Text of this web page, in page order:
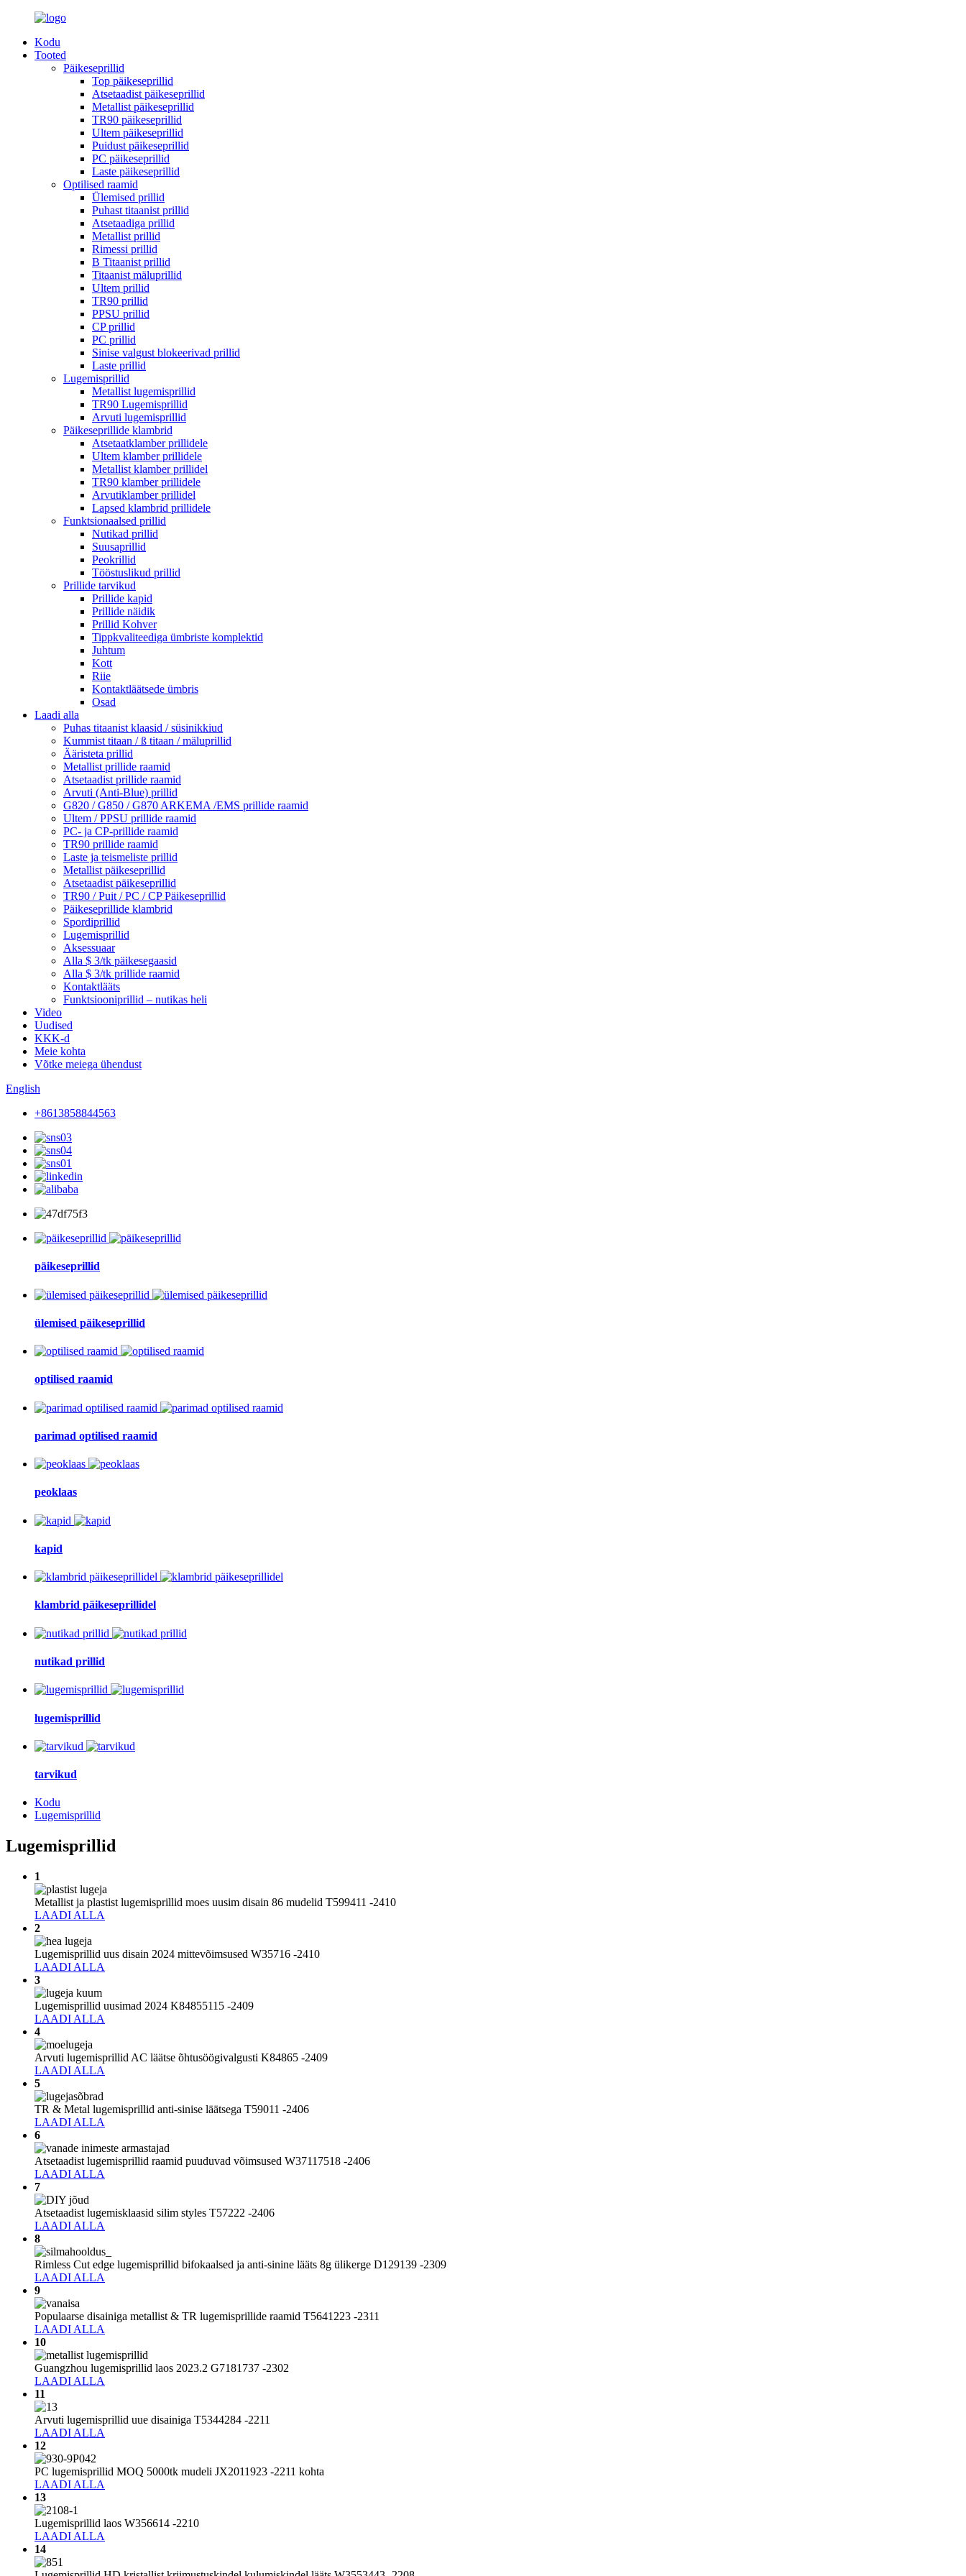
Kodu
Tooted
Päikeseprillid
Top päikeseprillid
Atsetaadist päikeseprillid
Metallist päikeseprillid
TR90 päikeseprillid
Ultem päikeseprillid
Puidust päikeseprillid
PC päikeseprillid
Laste päikeseprillid
Optilised raamid
Ülemised prillid
Puhast titaanist prillid
Atsetaadiga prillid
Metallist prillid
Rimessi prillid
B Titaanist prillid
Titaanist mäluprillid
Ultem prillid
TR90 prillid
PPSU prillid
CP prillid
PC prillid
Sinise valgust blokeerivad prillid
Laste prillid
Lugemisprillid
Metallist lugemisprillid
TR90 Lugemisprillid
Arvuti lugemisprillid
Päikeseprillide klambrid
Atsetaatklamber prillidele
Ultem klamber prillidele
Metallist klamber prillidel
TR90 klamber prillidele
Arvutiklamber prillidel
Lapsed klambrid prillidele
Funktsionaalsed prillid
Nutikad prillid
Suusaprillid
Peokrillid
Tööstuslikud prillid
Prillide tarvikud
Prillide kapid
Prillide näidik
Prillid Kohver
Tippkvaliteediga ümbriste komplektid
Juhtum
Kott
Riie
Kontaktläätsede ümbris
Osad
Laadi alla
Puhas titaanist klaasid / süsinikkiud
Kummist titaan / ß titaan / mäluprillid
Ääristeta prillid
Metallist prillide raamid
Atsetaadist prillide raamid
Arvuti (Anti-Blue) prillid
G820 / G850 / G870 ARKEMA /EMS prillide raamid
Ultem / PPSU prillide raamid
PC- ja CP-prillide raamid
TR90 prillide raamid
Laste ja teismeliste prillid
Metallist päikeseprillid
Atsetaadist päikeseprillid
TR90 / Puit / PC / CP Päikeseprillid
Päikeseprillide klambrid
Spordiprillid
Lugemisprillid
Aksessuaar
Alla $ 3/tk päikesegaasid
Alla $ 3/tk prillide raamid
Kontaktlääts
Funktsiooniprillid – nutikas heli
Video
Uudised
KKK-d
Meie kohta
Võtke meiega ühendust
English
+8613858844563
päikeseprillid
ülemised päikeseprillid
optilised raamid
parimad optilised raamid
peoklaas
kapid
klambrid päikeseprillidel
nutikad prillid
lugemisprillid
tarvikud
Kodu
Lugemisprillid
Lugemisprillid
1
Metallist ja plastist lugemisprillid moes uusim disain 86 mudelid T599411 -2410
LAADI ALLA
2
Lugemisprillid uus disain 2024 mittevõimsused W35716 -2410
LAADI ALLA
3
Lugemisprillid uusimad 2024 K84855115 -2409
LAADI ALLA
4
Arvuti lugemisprillid AC läätse õhtusöögivalgusti K84865 -2409
LAADI ALLA
5
TR & Metal lugemisprillid anti-sinise läätsega T59011 -2406
LAADI ALLA
6
Atsetaadist lugemisprillid raamid puuduvad võimsused W37117518 -2406
LAADI ALLA
7
Atsetaadist lugemisklaasid silim styles T57222 -2406
LAADI ALLA
8
Rimless Cut edge lugemisprillid bifokaalsed ja anti-sinine lääts 8g ülikerge D129139 -2309
LAADI ALLA
9
Populaarse disainiga metallist & TR lugemisprillide raamid T5641223 -2311
LAADI ALLA
10
Guangzhou lugemisprillid laos 2023.2 G7181737 -2302
LAADI ALLA
11
Arvuti lugemisprillid uue disainiga T5344284 -2211
LAADI ALLA
12
PC lugemisprillid MOQ 5000tk mudeli JX2011923 -2211 kohta
LAADI ALLA
13
Lugemisprillid laos W356614 -2210
LAADI ALLA
14